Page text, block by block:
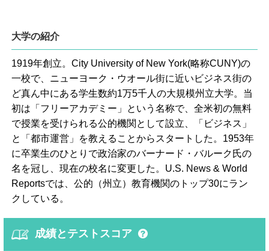
大学の紹介
1919年創立。City University of New York(略称CUNY)の
一校で、ニューヨーク・ウオール街に近いビジネス街の
ど真ん中にある学生数約1万5千人の大規模州立大学。当
初は「フリーアカデミー」という名称で、全米初の無料
で授業を受けられる公的機関として設立、「ビジネス」
と「都市運営」を教えることからスタートした。1953年
に卒業生のひとりで政治家のバーナード・バルーク氏の
名を冠し、現在の校名に変更した。U.S. News & World
Reportsでは、公的（州立）教育機関のトップ30にラン
クしている。
成績とテストスコア